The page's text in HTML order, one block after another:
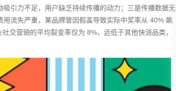
引力不足，用户缺乏持续传播的动力；三是传播数据无
流失严重，某品牌曾因假盖导致实际中奖率从 40% 飙
交营销的平均裂变率仅为 8%，远低于其他快消品类，